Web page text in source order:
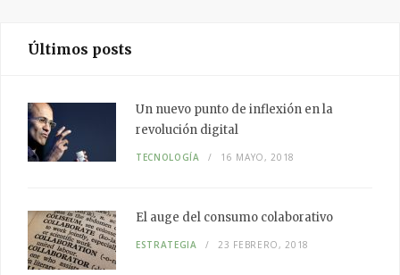
Últimos posts
Un nuevo punto de inflexión en la
revolución digital
TECNOLOGÍA 16 MAYO, 2018
El auge del consumo colaborativo
ESTRATEGIA 23 FEBRERO, 2018